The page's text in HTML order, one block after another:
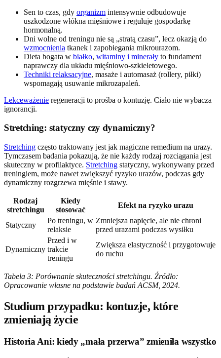
Sen to czas, gdy organizm intensywnie odbudowuje
uszkodzone włókna mięśniowe i reguluje gospodarkę
hormonalną.
Dni wolne od treningu nie są „stratą czasu”, lecz okazją do
wzmocnienia tkanek i zapobiegania mikrourazom.
Dieta bogata w białko, witaminy i minerały to fundament
naprawczy dla układu mięśniowo-szkieletowego.
Techniki relaksacyjne, masaże i automasaż (rollery, piłki)
wspomagają usuwanie mikrozapaleń.
Lekceważenie regeneracji to prośba o kontuzję. Ciało nie wybacza
ignorancji.
Stretching: statyczny czy dynamiczny?
Stretching często traktowany jest jak magiczne remedium na urazy.
Tymczasem badania pokazują, że nie każdy rodzaj rozciągania jest
skuteczny w profilaktyce. Stretching statyczny, wykonywany przed
treningiem, może nawet zwiększyć ryzyko urazów, podczas gdy
dynamiczny rozgrzewa mięśnie i stawy.
Rodzaj
stretchingu
Kiedy
stosować
Efekt na ryzyko urazu
Statyczny
Po treningu, w
relaksie
Zmniejsza napięcie, ale nie chroni
przed urazami podczas wysiłku
Dynamiczny
Przed i w
trakcie
treningu
Zwiększa elastyczność i przygotowuje
do ruchu
Tabela 3: Porównanie skuteczności stretchingu. Źródło:
Opracowanie własne na podstawie badań ACSM, 2024.
Studium przypadku: kontuzje, które
zmieniają życie
Historia Ani: kiedy „mała przerwa” zmieniła wszystko